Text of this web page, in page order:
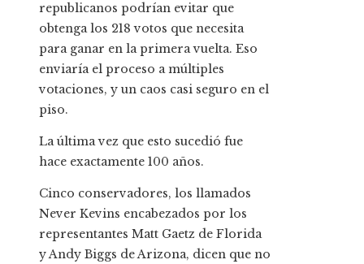
republicanos podrían evitar que
obtenga los 218 votos que necesita
para ganar en la primera vuelta. Eso
enviaría el proceso a múltiples
votaciones, y un caos casi seguro en el
piso.
La última vez que esto sucedió fue
hace exactamente 100 años.
Cinco conservadores, los llamados
Never Kevins encabezados por los
representantes Matt Gaetz de Florida
y Andy Biggs de Arizona, dicen que no